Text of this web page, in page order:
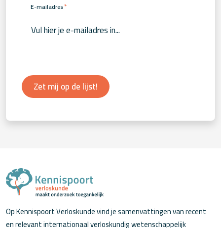
E-mailadres*
Zet mij op de lijst!
Op Kennispoort Verloskunde vind je samenvattingen van recent
en relevant internationaal verloskundig wetenschappelijk